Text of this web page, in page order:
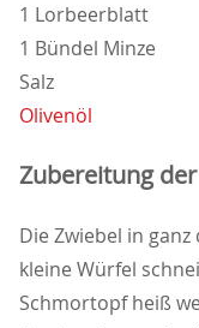
1 Lorbeerblatt
1 Bündel Minze
Salz
Olivenöl
Zubereitung
Die Zwiebel in
kleine Würfel
Schmortopf heiß